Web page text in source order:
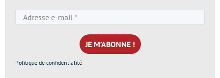
e-
mail
*
Politique de confidentialité